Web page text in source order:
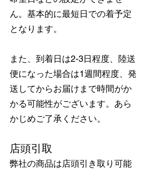
ん。基本的に最短日での着予定
となります。
また、到着日は2-3日程度、陸送
便になった場合は1週間程度、発
送してからお届けまで時間がか
かる可能性がございます。あら
かじめご了承ください。
店頭引取
弊社の商品は店頭引き取り可能